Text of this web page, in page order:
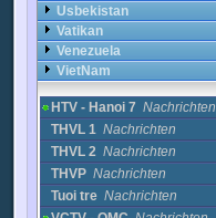
Usbekistan
Vatikan
Venezuela
VietNam
HTV - Hanoi 7 Nachrichten
THVL 1 Nachrichten
THVL 2 Nachrichten
THVP Nachrichten
Tuoi tre Nachrichten